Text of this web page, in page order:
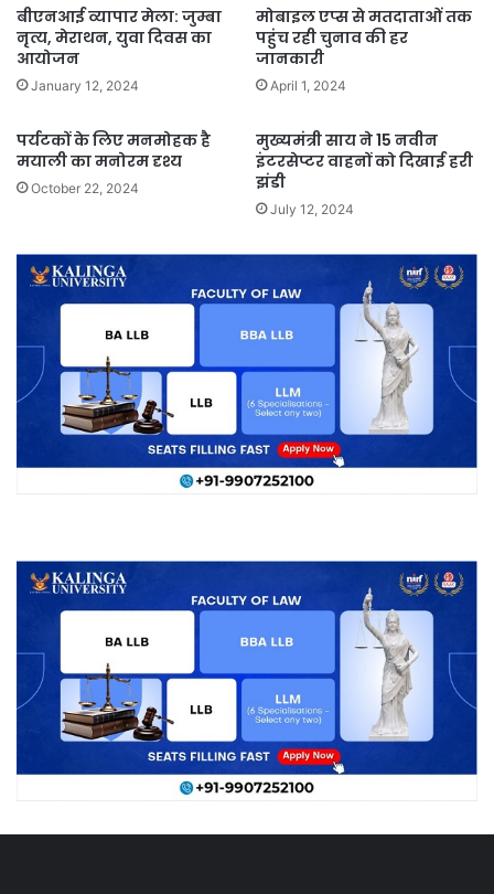
बीएनआई व्यापार मेला: जुम्बा
नृत्य, मेराथन, युवा दिवस का
आयोजन
January 12, 2024
मोबाइल एप्स से मतदाताओं तक
पहुंच रही चुनाव की हर
जानकारी
April 1, 2024
पर्यटकों के लिए मनमोहक है
मयाली का मनोरम दृश्य
October 22, 2024
मुख्यमंत्री साय ने 15 नवीन
इंटरसेप्टर वाहनों को दिखाई हरी
झंडी
July 12, 2024